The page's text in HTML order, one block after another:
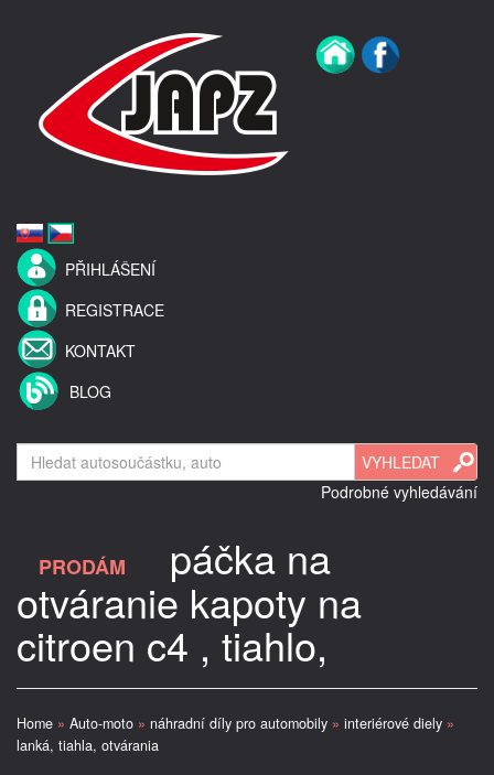
PŘIHLÁŠENÍ
REGISTRACE
KONTAKT
BLOG
Podrobné vyhledávání
PRODÁM páčka na
otváranie kapoty na
citroen c4 , tiahlo,
Home » Auto-moto » náhradní díly pro automobily » interiérové diely »
lanká, tiahla, otvárania